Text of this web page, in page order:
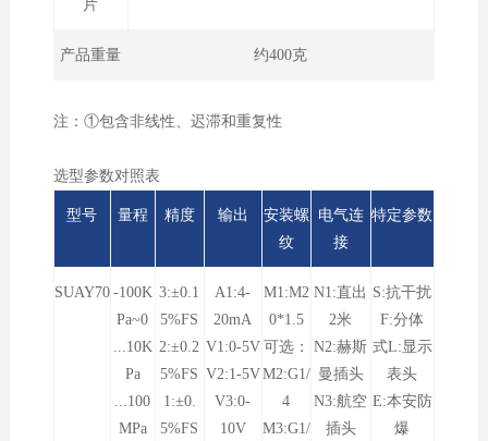
片
产品重量 约400克
注：①包含非线性、迟滞和重复性
选型参数对照表
型号 量程 精度 输出
安装螺
纹
电气连
接
特定参数
SUAY70 -100K
Pa~0
...10K
Pa
...100
MPa
3:±0.1
5%FS
2:±0.2
5%FS
1:±0.
5%FS
A1:4-
20mA
V1:0-5V
V2:1-5V
V3:0-
10V
M1:M2
0*1.5
可选：
M2:G1/
4
M3:G1/
N1:直出
2米
N2:赫斯
曼插头
N3:航空
插头
S:抗干扰
F:分体
式L:显示
表头
E:本安防
爆